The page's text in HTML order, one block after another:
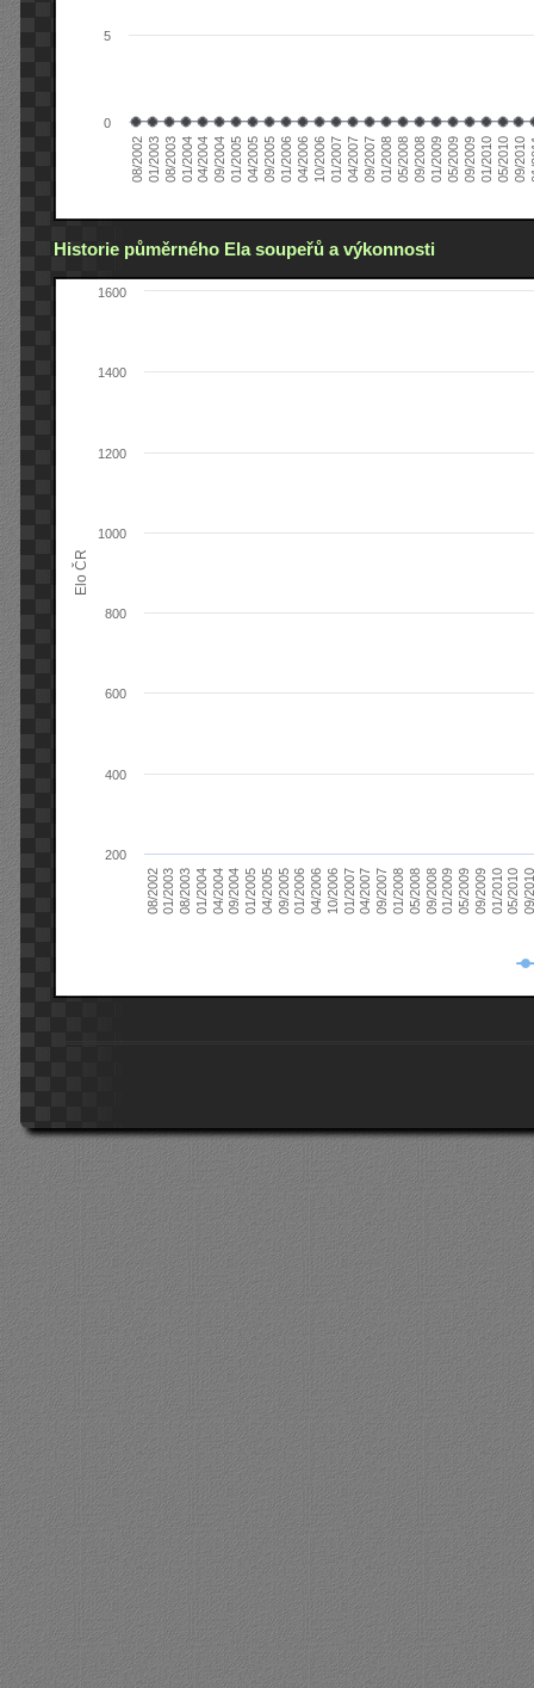
08/200201/200308/200301/200404/200409/200401/200504/200509/200501/200604/200610/200601/200704/200709/200701/200805/200809/200801/200905/200909/200901/201005/201009/2010
0
5
Historie půměrného Ela soupeřů a výkonnosti
Elo ČR
08/200201/200308/200301/200404/200409/200401/200504/200509/200501/200604/200610/200601/200704/200709/200701/200805/200809/200801/200905/200909/200901/201005/201009/
200
400
600
800
1000
1200
1400
1600